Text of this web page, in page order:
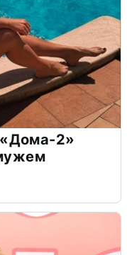
«Дома-2»